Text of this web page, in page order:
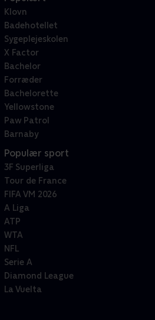
Klovn
Badehotellet
Sygeplejeskolen
X Factor
Bachelor
Forræder
Bachelorette
Yellowstone
Paw Patrol
Barnaby
Populær sport
3F Superliga
Tour de France
FIFA VM 2026
A Liga
ATP
WTA
NFL
Serie A
Diamond League
La Vuelta